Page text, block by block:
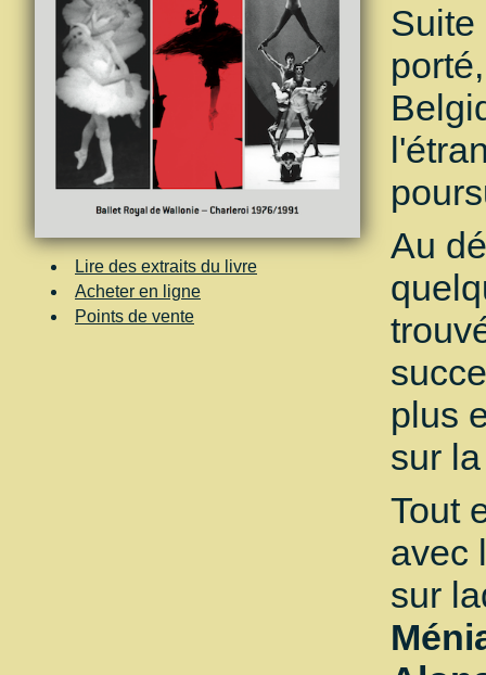
Lire des extraits du livre
Acheter en ligne
Points de vente
Suite
Au
plus
sur
Tout
avec
sur